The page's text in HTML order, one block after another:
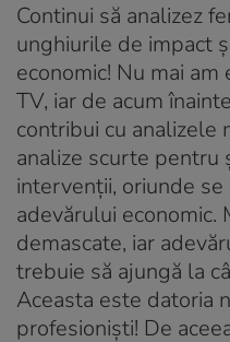
Continui să analizez
unghiurile de impact
economic! Nu mai
TV, iar de acum
contribui cu analizele
analize scurte pentru
intervenții, oriunde
adevărului
demascate, iar
trebuie să ajungă la
Aceasta este datoria
profesioniști! De